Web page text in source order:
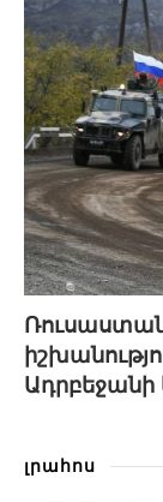
Ադրբեջանի
լրահոս